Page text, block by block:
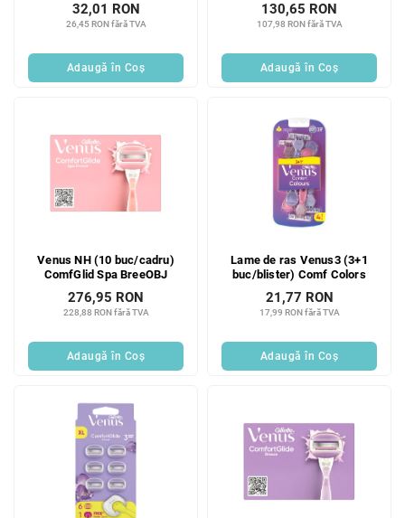
26,45 RON fără TVA
32,01 RON
Adaugă în Coş
107,98 RON fără TVA
130,65 RON
Adaugă în Coş
Venus NH (10 buc/cadru)
ComfGlid Spa BreeOBJ
228,88 RON fără TVA
276,95 RON
Adaugă în Coş
Lame de ras Venus3 (3+1
buc/blister) Comf Colors
17,99 RON fără TVA
21,77 RON
Adaugă în Coş